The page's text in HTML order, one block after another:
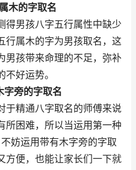
木的字取名
得男孩八字五行属性中缺少
行属木的字为男孩取名，这
男孩带来命理的不足，弥补
不好运势。
字旁的字取名
于精通八字取名的师傅来说
所困难，所以当运用第一种
妨运用带有木字旁的字取
方便，也能让家长们一下就